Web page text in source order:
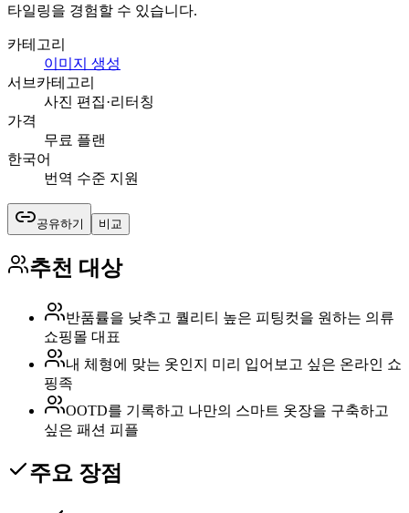
타일링을 경험할 수 있습니다.
카테고리
이미지 생성
서브카테고리
사진 편집·리터칭
가격
무료 플랜
한국어
번역 수준 지원
공유하기 비교
추천 대상
반품률을 낮추고 퀄리티 높은 피팅컷을 원하는 의류
쇼핑몰 대표
내 체형에 맞는 옷인지 미리 입어보고 싶은 온라인 쇼
핑족
OOTD를 기록하고 나만의 스마트 옷장을 구축하고
싶은 패션 피플
주요 장점